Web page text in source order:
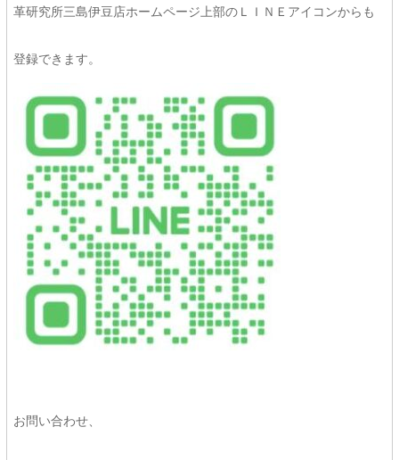
革研究所三島伊豆店ホームページ上部のＬＩＮＥアイコンからも
登録できます。
お問い合わせ、